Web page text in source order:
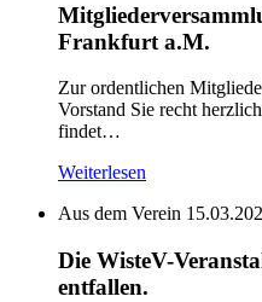
Frankfurt a.M.
Zur ordentlichen
Vorstand Sie recht
findet…
Weiterlesen
Aus dem Verein
Die WisteV-
entfallen.